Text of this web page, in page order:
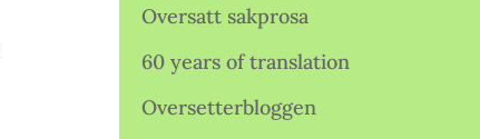
Oversatt sakprosa
60 years of translation
Oversetterbloggen